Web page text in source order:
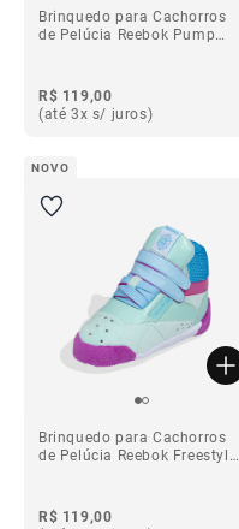
Brinquedo para Cachorros
de Pelúcia Reebok Pump
R$ 119,00
(até 3x s/ juros)
NOVO
Brinquedo para Cachorros
de Pelúcia Reebok Freestyle
R$ 119,00